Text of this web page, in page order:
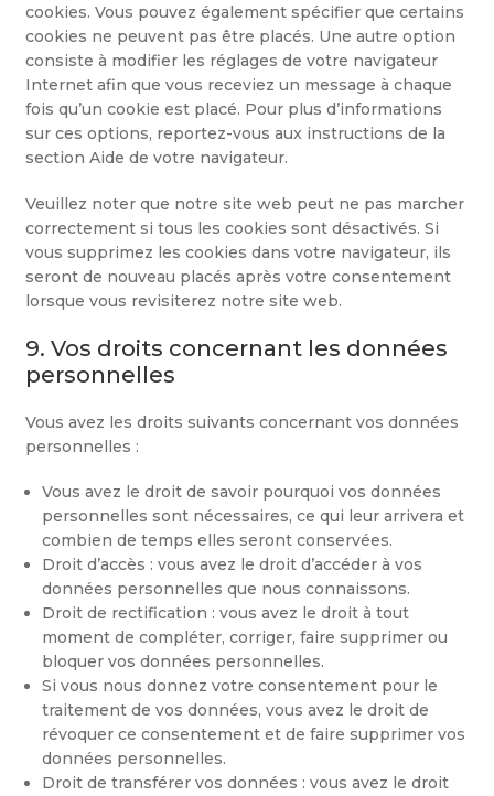
cookies. Vous pouvez également spécifier que certains
cookies ne peuvent pas être placés. Une autre option
consiste à modifier les réglages de votre navigateur
Internet afin que vous receviez un message à chaque
fois qu’un cookie est placé. Pour plus d’informations
sur ces options, reportez-vous aux instructions de la
section Aide de votre navigateur.
Veuillez noter que notre site web peut ne pas marcher
correctement si tous les cookies sont désactivés. Si
vous supprimez les cookies dans votre navigateur, ils
seront de nouveau placés après votre consentement
lorsque vous revisiterez notre site web.
9. Vos droits concernant les données
personnelles
Vous avez les droits suivants concernant vos données
personnelles :
Vous avez le droit de savoir pourquoi vos données
personnelles sont nécessaires, ce qui leur arrivera et
combien de temps elles seront conservées.
Droit d’accès : vous avez le droit d’accéder à vos
données personnelles que nous connaissons.
Droit de rectification : vous avez le droit à tout
moment de compléter, corriger, faire supprimer ou
bloquer vos données personnelles.
Si vous nous donnez votre consentement pour le
traitement de vos données, vous avez le droit de
révoquer ce consentement et de faire supprimer vos
données personnelles.
Droit de transférer vos données : vous avez le droit